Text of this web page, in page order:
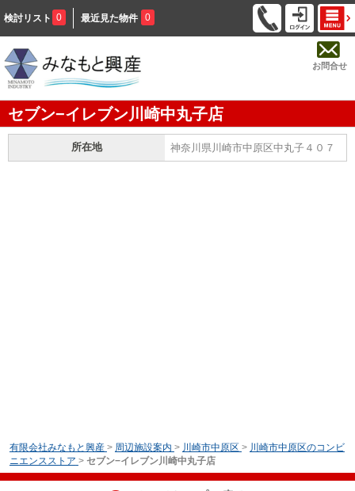
検討リスト 0 最近見た物件 0
お問合せ
セブン−イレブン川崎中丸子店
所在地 神奈川県川崎市中原区中丸子４０７
有限会社みなもと興産 > 周辺施設案内 > 川崎市中原区 > 川崎市中原区のコンビ
ニエンスストア > セブン−イレブン川崎中丸子店